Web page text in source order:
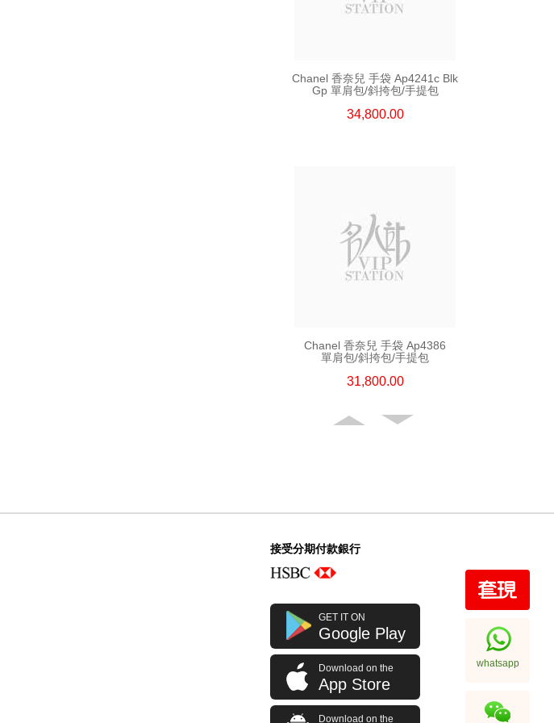
Chanel 香奈兒 手袋 Ap4241c Blk
Gp 單肩包/斜挎包/手提包
34,800.00
Chanel 香奈兒 手袋 Ap4386
單肩包/斜挎包/手提包
31,800.00
Chanel 香奈兒 手袋 Ap4936c Blk
Gp 單肩包/斜挎包
32,800.00
接受分期付款銀行
GET IT ON
Google Play
Download on the
App Store
Download on the
whatsapp